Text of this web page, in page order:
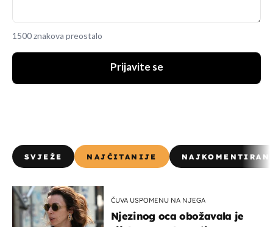
1500 znakova preostalo
Prijavite se
SVJEŽE NAJČITANIJE
ČUVA USPOMENU NA NJEGA
Njezinog oca obožavala je